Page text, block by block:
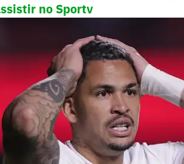
no Sportv